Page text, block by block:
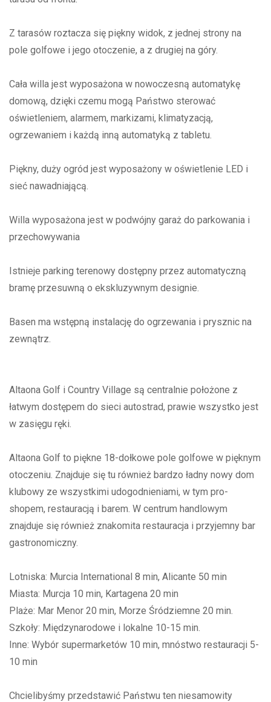
Z tarasów roztacza się piękny widok, z jednej strony na
pole golfowe i jego otoczenie, a z drugiej na góry.
Cała willa jest wyposażona w nowoczesną automatykę
domową, dzięki czemu mogą Państwo sterować
oświetleniem, alarmem, markizami, klimatyzacją,
ogrzewaniem i każdą inną automatyką z tabletu.
Piękny, duży ogród jest wyposażony w oświetlenie LED i
sieć nawadniającą.
Willa wyposażona jest w podwójny garaż do parkowania i
przechowywania
Istnieje parking terenowy dostępny przez automatyczną
bramę przesuwną o ekskluzywnym designie.
Basen ma wstępną instalację do ogrzewania i prysznic na
zewnątrz.
Altaona Golf i Country Village są centralnie położone z
łatwym dostępem do sieci autostrad, prawie wszystko jest
w zasięgu ręki.
Altaona Golf to piękne 18-dołkowe pole golfowe w pięknym
otoczeniu. Znajduje się tu również bardzo ładny nowy dom
klubowy ze wszystkimi udogodnieniami, w tym pro-
shopem, restauracją i barem. W centrum handlowym
znajduje się również znakomita restauracja i przyjemny bar
gastronomiczny.
Lotniska: Murcia International 8 min, Alicante 50 min
Miasta: Murcja 10 min, Kartagena 20 min
Plaże: Mar Menor 20 min, Morze Śródziemne 20 min.
Szkoły: Międzynarodowe i lokalne 10-15 min.
Inne: Wybór supermarketów 10 min, mnóstwo restauracji 5-
10 min
Chcielibyśmy przedstawić Państwu ten niesamowity